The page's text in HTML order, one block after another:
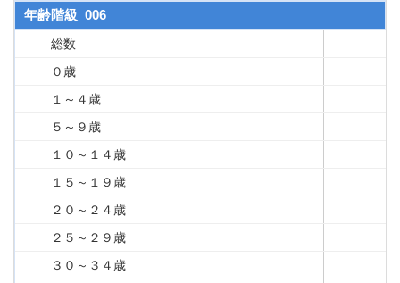
年齢階級_006
総数
０歳
１～４歳
５～９歳
１０～１４歳
１５～１９歳
２０～２４歳
２５～２９歳
３０～３４歳